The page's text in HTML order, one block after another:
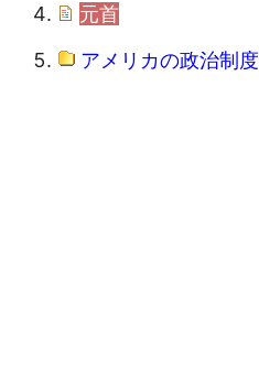
元首
アメリカの政治制度